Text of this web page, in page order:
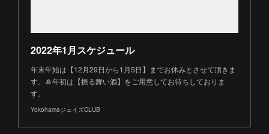
2022年1月スケジュール
年末年始は【12月29日から1月5日】までお休みとさせて頂きま
す。🎍年初は【振る舞い酒】をご用意してお待ちしておりま
す。
YokohamaジェイズCLUB